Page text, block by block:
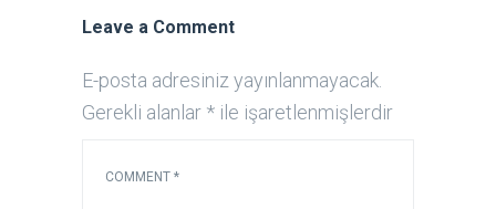
Leave a Comment
E-posta adresiniz yayınlanmayacak.
Gerekli alanlar * ile işaretlenmişlerdir
COMMENT *